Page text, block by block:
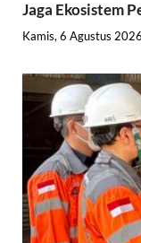
Jaga Ekosistem
Kamis, 6 Agustus